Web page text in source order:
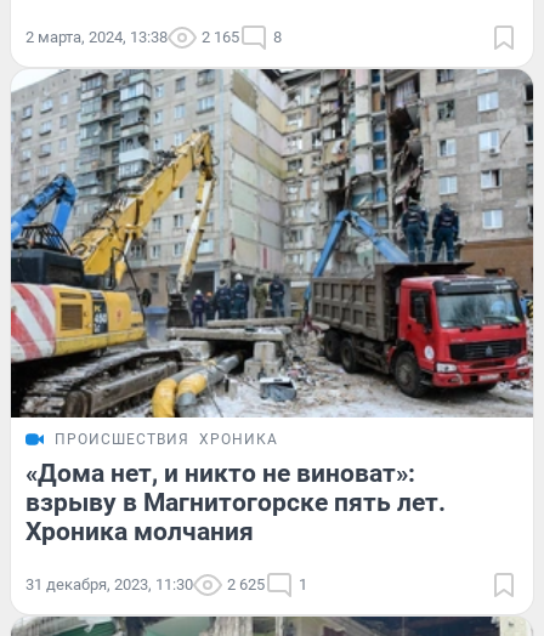
2 марта, 2024, 13:38 2 165 8
ПРОИСШЕСТВИЯ ХРОНИКА
«Дома нет, и никто не виноват»:
взрыву в Магнитогорске пять лет.
Хроника молчания
31 декабря, 2023, 11:30 2 625 1